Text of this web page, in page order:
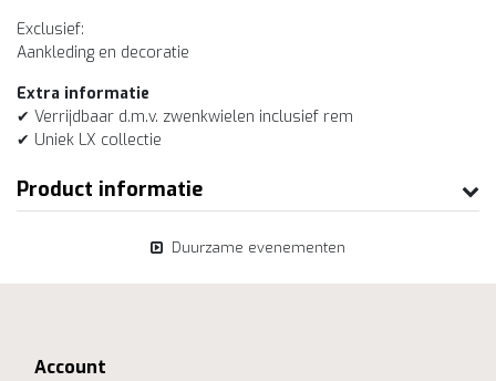
Exclusief:
Aankleding en decoratie
Extra informatie
✔ Verrijdbaar d.m.v. zwenkwielen inclusief rem
✔ Uniek LX collectie
Product informatie
Duurzame evenementen
Account